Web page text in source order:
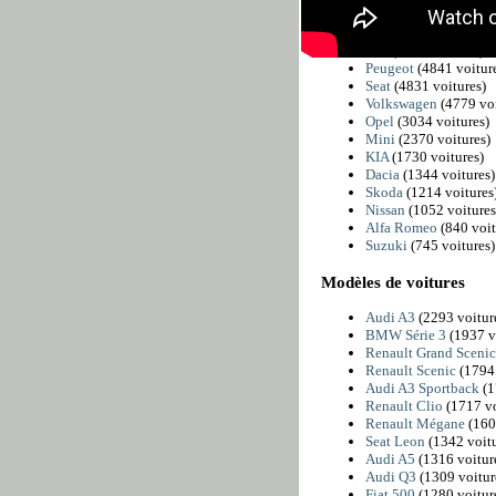
BMW
(6225 voitures)
Citroën
Peugeot(4841
Seat(4831 voitures)
Volkswagen (4779
Opel(3034 voitures)
Mini(2370 voitures)
KIA(1730 voitures)
Dacia(1344 voitures)
Skoda(1214
Nissan (1052
Alfa Romeo (840
Suzuki(745 voitures)
Modèles de voitures
Audi A3 (2293
BMW Série 3 (1937
Renault Grand
Renault Scenic
Audi A3 Sportback
Renault Clio (1717
Renault Mégane
Seat Leon (1342
Audi A5 (1316
Audi Q3 (1309